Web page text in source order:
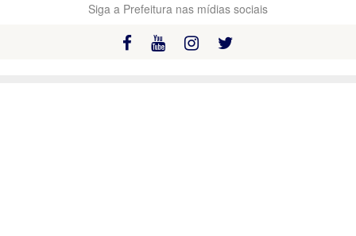
Siga a Prefeitura nas mídias sociais